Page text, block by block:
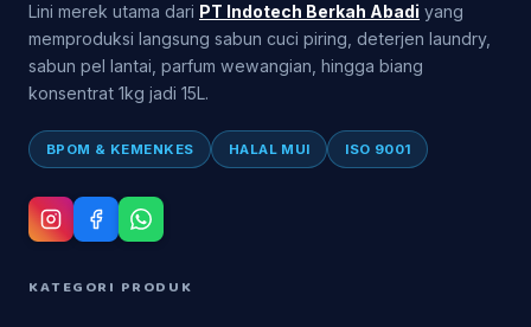
Lini merek utama dari PT Indotech Berkah Abadi yang
memproduksi langsung sabun cuci piring, deterjen laundry,
sabun pel lantai, parfum wewangian, hingga biang
konsentrat 1kg jadi 15L.
BPOM & KEMENKES HALAL MUI ISO 9001
KATEGORI PRODUK